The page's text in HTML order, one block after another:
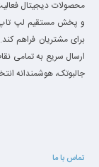
محصولات دیجیتال
و پخش مستقیم لپ تاپ
برای مشتریان فراهم
ارسال سریع به تمامی
جالبوتک، هوشمندانه
تماس با ما